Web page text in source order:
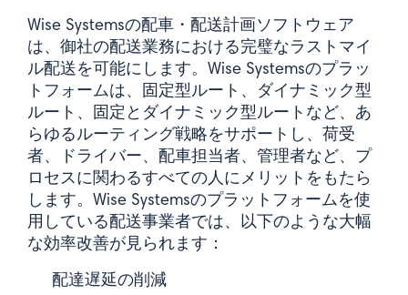
Wise Systemsの配車・配送計画ソフトウェア
は、御社の配送業務における完璧なラストマイ
ル配送を可能にします。Wise Systemsのプラッ
トフォームは、固定型ルート、ダイナミック型
ルート、固定とダイナミック型ルートなど、あ
らゆるルーティング戦略をサポートし、荷受
者、ドライバー、配車担当者、管理者など、プ
ロセスに関わるすべての人にメリットをもたら
します。Wise Systemsのプラットフォームを使
用している配送事業者では、以下のような大幅
な効率改善が見られます：
配達遅延の削減